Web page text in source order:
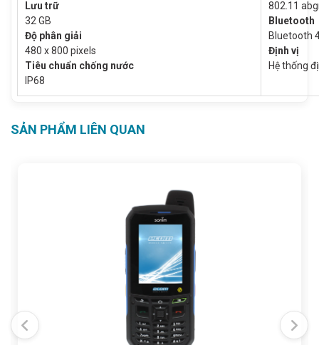
Lưu trữ
32 GB
Độ phân giải
480 x 800 pixels
Tiêu chuẩn chống nước
IP68
802.11
Bluetooth
Bluetooth
Định vị
Hệ thống
SẢN PHẨM LIÊN QUAN